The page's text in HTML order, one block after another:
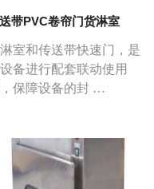
带PVC卷帘门货淋室
淋室和传送带快速门，是
备进行配套联动使用
保障设备的封 …